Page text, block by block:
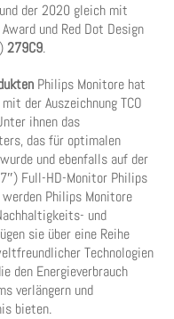
der 2020 gleich mit
und Red Dot Design
279C9.
Philips Monitore hat
der Auszeichnung TCO
ihnen das
das für optimalen
und ebenfalls auf der
Full-HD-Monitor Philips
Philips Monitore
und
sie über eine Reihe
Technologien
den Energieverbrauch
verlängern und
bieten.